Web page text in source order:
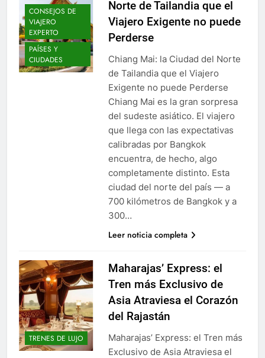
CONSEJOS DE
VIAJERO
EXPERTO
PAÍSES Y
CIUDADES
Norte de Tailandia que el
Viajero Exigente no puede
Perderse
Chiang Mai: la Ciudad del Norte
de Tailandia que el Viajero
Exigente no puede Perderse
Chiang Mai es la gran sorpresa
del sudeste asiático. El viajero
que llega con las expectativas
calibradas por Bangkok
encuentra, de hecho, algo
completamente distinto. Esta
ciudad del norte del país — a
700 kilómetros de Bangkok y a
300…
Leer noticia completa
TRENES DE LUJO
Maharajas’ Express: el
Tren más Exclusivo de
Asia Atraviesa el Corazón
del Rajastán
Maharajas’ Express: el Tren más
Exclusivo de Asia Atraviesa el